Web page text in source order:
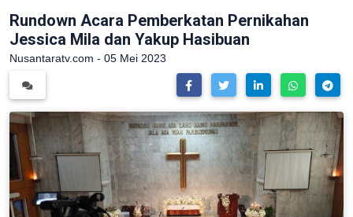
Rundown Acara Pemberkatan Pernikahan
Jessica Mila dan Yakup Hasibuan
Nusantaratv.com - 05 Mei 2023